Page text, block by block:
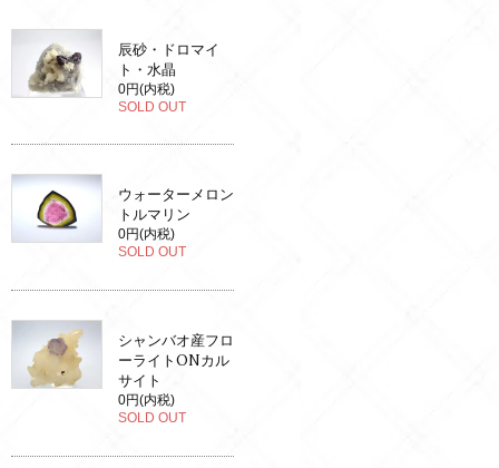
辰砂・ドロマイ
ト・水晶
0円(内税)
SOLD OUT
ウォーターメロン
トルマリン
0円(内税)
SOLD OUT
シャンバオ産フロ
ーライトONカル
サイト
0円(内税)
SOLD OUT